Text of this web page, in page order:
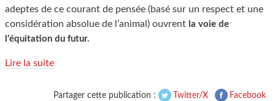
adeptes de ce courant de pensée (basé sur un respect et une
considération absolue de l’animal) ouvrent la voie de
l’équitation du futur.
Lire la suite
Partager cette publication : Twitter/X
Facebook